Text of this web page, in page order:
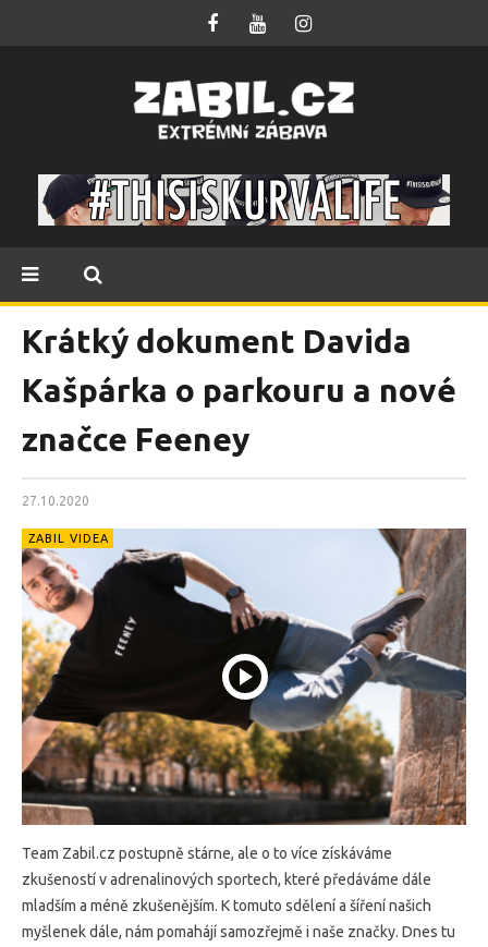
Krátký dokument Davida
Kašpárka o parkouru a nové
značce Feeney
27.10.2020
ZABIL VIDEA
Team Zabil.cz postupně stárne, ale o to více získáváme
zkušeností v adrenalinových sportech, které předáváme dále
mladším a méně zkušenějším. K tomuto sdělení a šíření našich
myšlenek dále, nám pomahájí samozřejmě i naše značky. Dnes tu